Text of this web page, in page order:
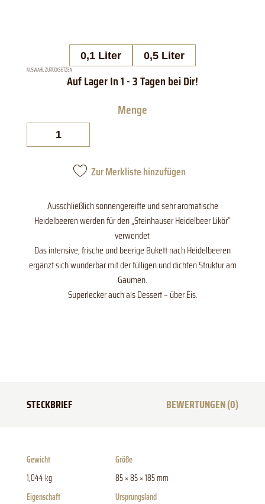
0,1 Liter 0,5 Liter
AUSWAHL ZURÜCKSETZEN
Zur Merkliste hinzufügen
Ausschließlich sonnengereifte und sehr aromatische
Heidelbeeren werden für den „Steinhauser Heidelbeer Likör“
verwendet.
Das intensive, frische und beerige Bukett nach Heidelbeeren
ergänzt sich wunderbar mit der fülligen und dichten Struktur am
Gaumen.
Superlecker auch als Dessert – über Eis.
STECKBRIEF BEWERTUNGEN (0)
Gewicht
1,044 kg
Größe
85 × 85 × 185 mm
Eigenschaft
Ursprungsland